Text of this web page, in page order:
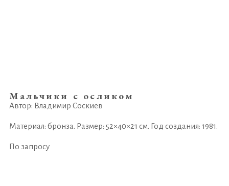
Мальчики с осликом
Автор: Владимир Соскиев
Материал: бронза. Размер: 52×40×21 см. Год создания: 1981.
По запросу